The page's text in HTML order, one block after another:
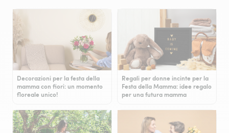
Decorazioni per la festa della
mamma con fiori: un momento
floreale unico!
Regali per donne incinte per la
Festa della Mamma: idee regalo
per una futura mamma